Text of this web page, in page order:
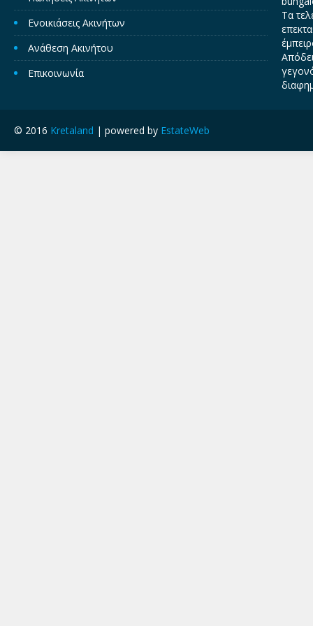
Ενοικιάσεις Ακινήτων
Ανάθεση Ακινήτου
Επικοινωνία
Τα
© 2016 Kretaland | powered by EstateWeb